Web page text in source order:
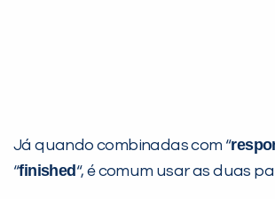
Já quando combinadas com “
“finished “, é comum usar as duas